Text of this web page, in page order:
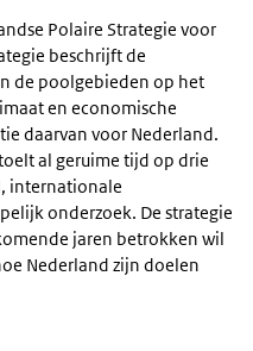
Polaire Strategie voor
beschrijft de
de poolgebieden op het
en economische
daarvan voor Nederland.
al geruime tijd op drie
internationale
onderzoek. De strategie
jaren betrokken wil
Nederland zijn doelen